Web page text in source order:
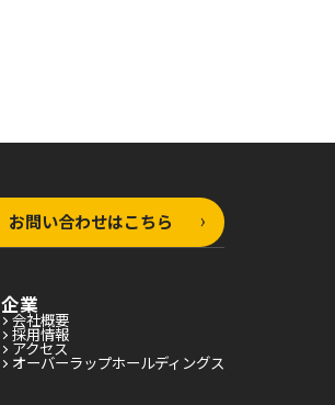
お問い合わせはこちら
企業
会社概要
採用情報
アクセス
オーバーラップホールディングス